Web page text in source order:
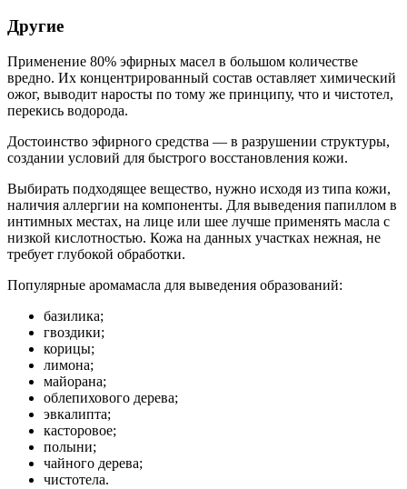
Другие
Применение 80% эфирных масел в большом количестве
вредно. Их концентрированный состав оставляет химический
ожог, выводит наросты по тому же принципу, что и чистотел,
перекись водорода.
Достоинство эфирного средства — в разрушении структуры,
создании условий для быстрого восстановления кожи.
Выбирать подходящее вещество, нужно исходя из типа кожи,
наличия аллергии на компоненты. Для выведения папиллом в
интимных местах, на лице или шее лучше применять масла с
низкой кислотностью. Кожа на данных участках нежная, не
требует глубокой обработки.
Популярные аромамасла для выведения образований:
базилика;
гвоздики;
корицы;
лимона;
майорана;
облепихового дерева;
эвкалипта;
касторовое;
полыни;
чайного дерева;
чистотела.